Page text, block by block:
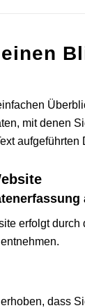
mit denen
aufgeführten
erfolgt
dass